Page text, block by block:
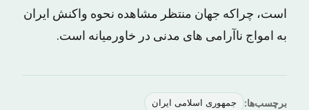
است، چراکه جهان منتظر مشاهده نحوه واکنش ایران
به امواج ناآرامی های مدنی در خاورمیانه است.
برچسب‌ها: جمهوری اسلامی ایران